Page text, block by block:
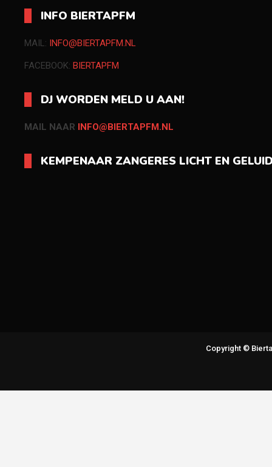
INFO BIERTAPFM
MAIL: INFO@BIERTAPFM.NL
FACEBOOK: BIERTAPFM
DJ WORDEN MELD U AAN!
MAIL NAAR INFO@BIERTAPFM.NL
KEMPENAAR ZANGERES LICHT EN
Copyright ©